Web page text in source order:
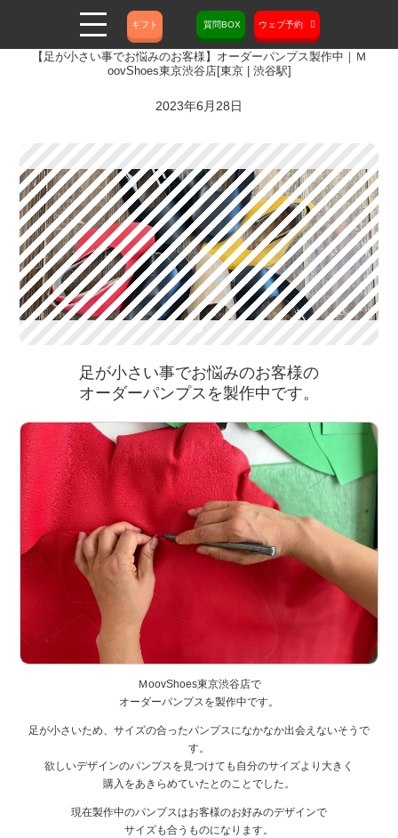
ギフト 質問BOX ウェブ予約
【足が小さい事でお悩みのお客様】オーダーパンプス製作中｜Ｍ
oovShoes東京渋谷店[東京 | 渋谷駅]
2023年6月28日
足が小さい事でお悩みのお客様の
オーダーパンプスを製作中です。
ＭoovShoes東京渋谷店で
オーダーパンプスを製作中です。
足が小さいため、サイズの合ったパンプスになかなか出会えないそうで
す。
欲しいデザインのパンプスを見つけても自分のサイズより大きく
購入をあきらめていたとのことでした。
現在製作中のパンプスはお客様のお好みのデザインで
サイズも合うものになります。